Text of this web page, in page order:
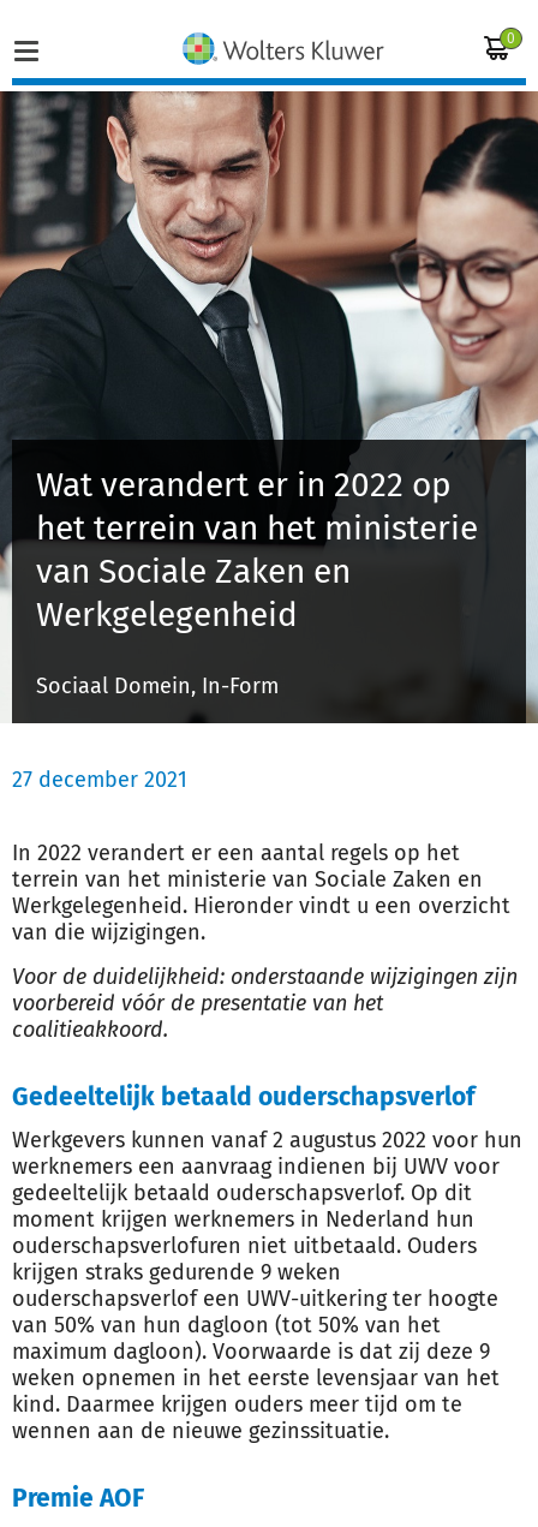
0
Home
Vakgebieden
Juridisch advies
Inloggen op de kennisbank
Inloggen
Registreren
Wat verandert er in 2022 op
het terrein van het ministerie
van Sociale Zaken en
Werkgelegenheid
Sociaal Domein, In-Form
27 december 2021
In 2022 verandert er een aantal regels op het
terrein van het ministerie van Sociale Zaken en
Werkgelegenheid. Hieronder vindt u een overzicht
van die wijzigingen.
Voor de duidelijkheid: onderstaande wijzigingen zijn
voorbereid vóór de presentatie van het
coalitieakkoord.
Gedeeltelijk betaald ouderschapsverlof
Werkgevers kunnen vanaf 2 augustus 2022 voor hun
werknemers een aanvraag indienen bij UWV voor
gedeeltelijk betaald ouderschapsverlof. Op dit
moment krijgen werknemers in Nederland hun
ouderschapsverlofuren niet uitbetaald. Ouders
krijgen straks gedurende 9 weken
ouderschapsverlof een UWV-uitkering ter hoogte
van 50% van hun dagloon (tot 50% van het
maximum dagloon). Voorwaarde is dat zij deze 9
weken opnemen in het eerste levensjaar van het
kind. Daarmee krijgen ouders meer tijd om te
wennen aan de nieuwe gezinssituatie.
Premie AOF